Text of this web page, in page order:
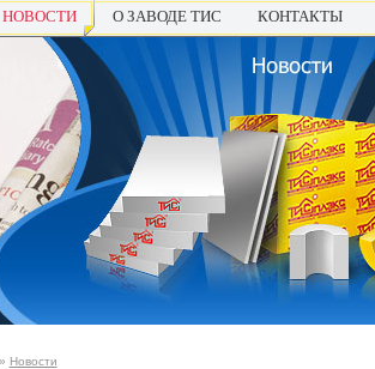
НОВОСТИ О ЗАВОДЕ ТИС КОНТАКТЫ
Новости